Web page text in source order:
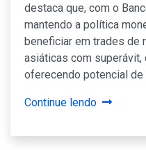
destaca que, com o
mantendo a política
beneficiar em trades de
asiáticas com superávit,
oferecendo potencial de
Continue lendo